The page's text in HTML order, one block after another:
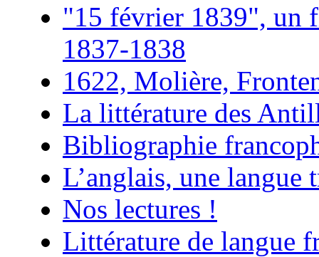
"15 février 1839", un
1837-1838
1622, Molière,
La littérature des
Bibliographie
L’anglais, une langue
Nos lectures !
Littérature de langue